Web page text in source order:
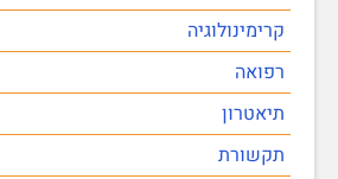
קרימינולוגיה
רפואה
תיאטרון
תקשורת